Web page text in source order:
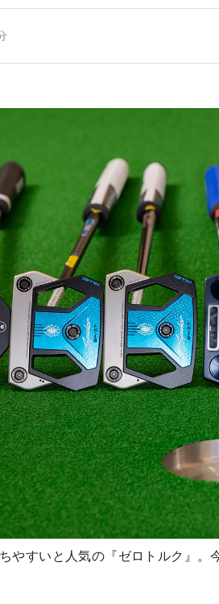
やすいと人気の『ゼロトルク』